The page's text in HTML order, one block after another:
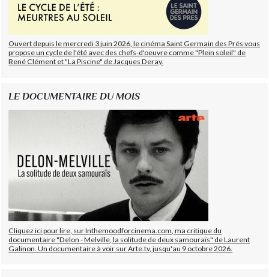
Ouvert depuis le mercredi 3 juin 2026, le cinéma Saint Germain des Prés vous
propose un cycle de l'été avec des chefs-d'oeuvre comme "Plein soleil" de
René Clément et "La Piscine" de Jacques Deray.
LE DOCUMENTAIRE DU MOIS
Cliquez ici pour lire, sur Inthemoodforcinema.com, ma critique du
documentaire "Delon - Melville, la solitude de deux samouraïs" de Laurent
Galinon. Un documentaire à voir sur Arte.tv, jusqu'au 9 octobre 2026.